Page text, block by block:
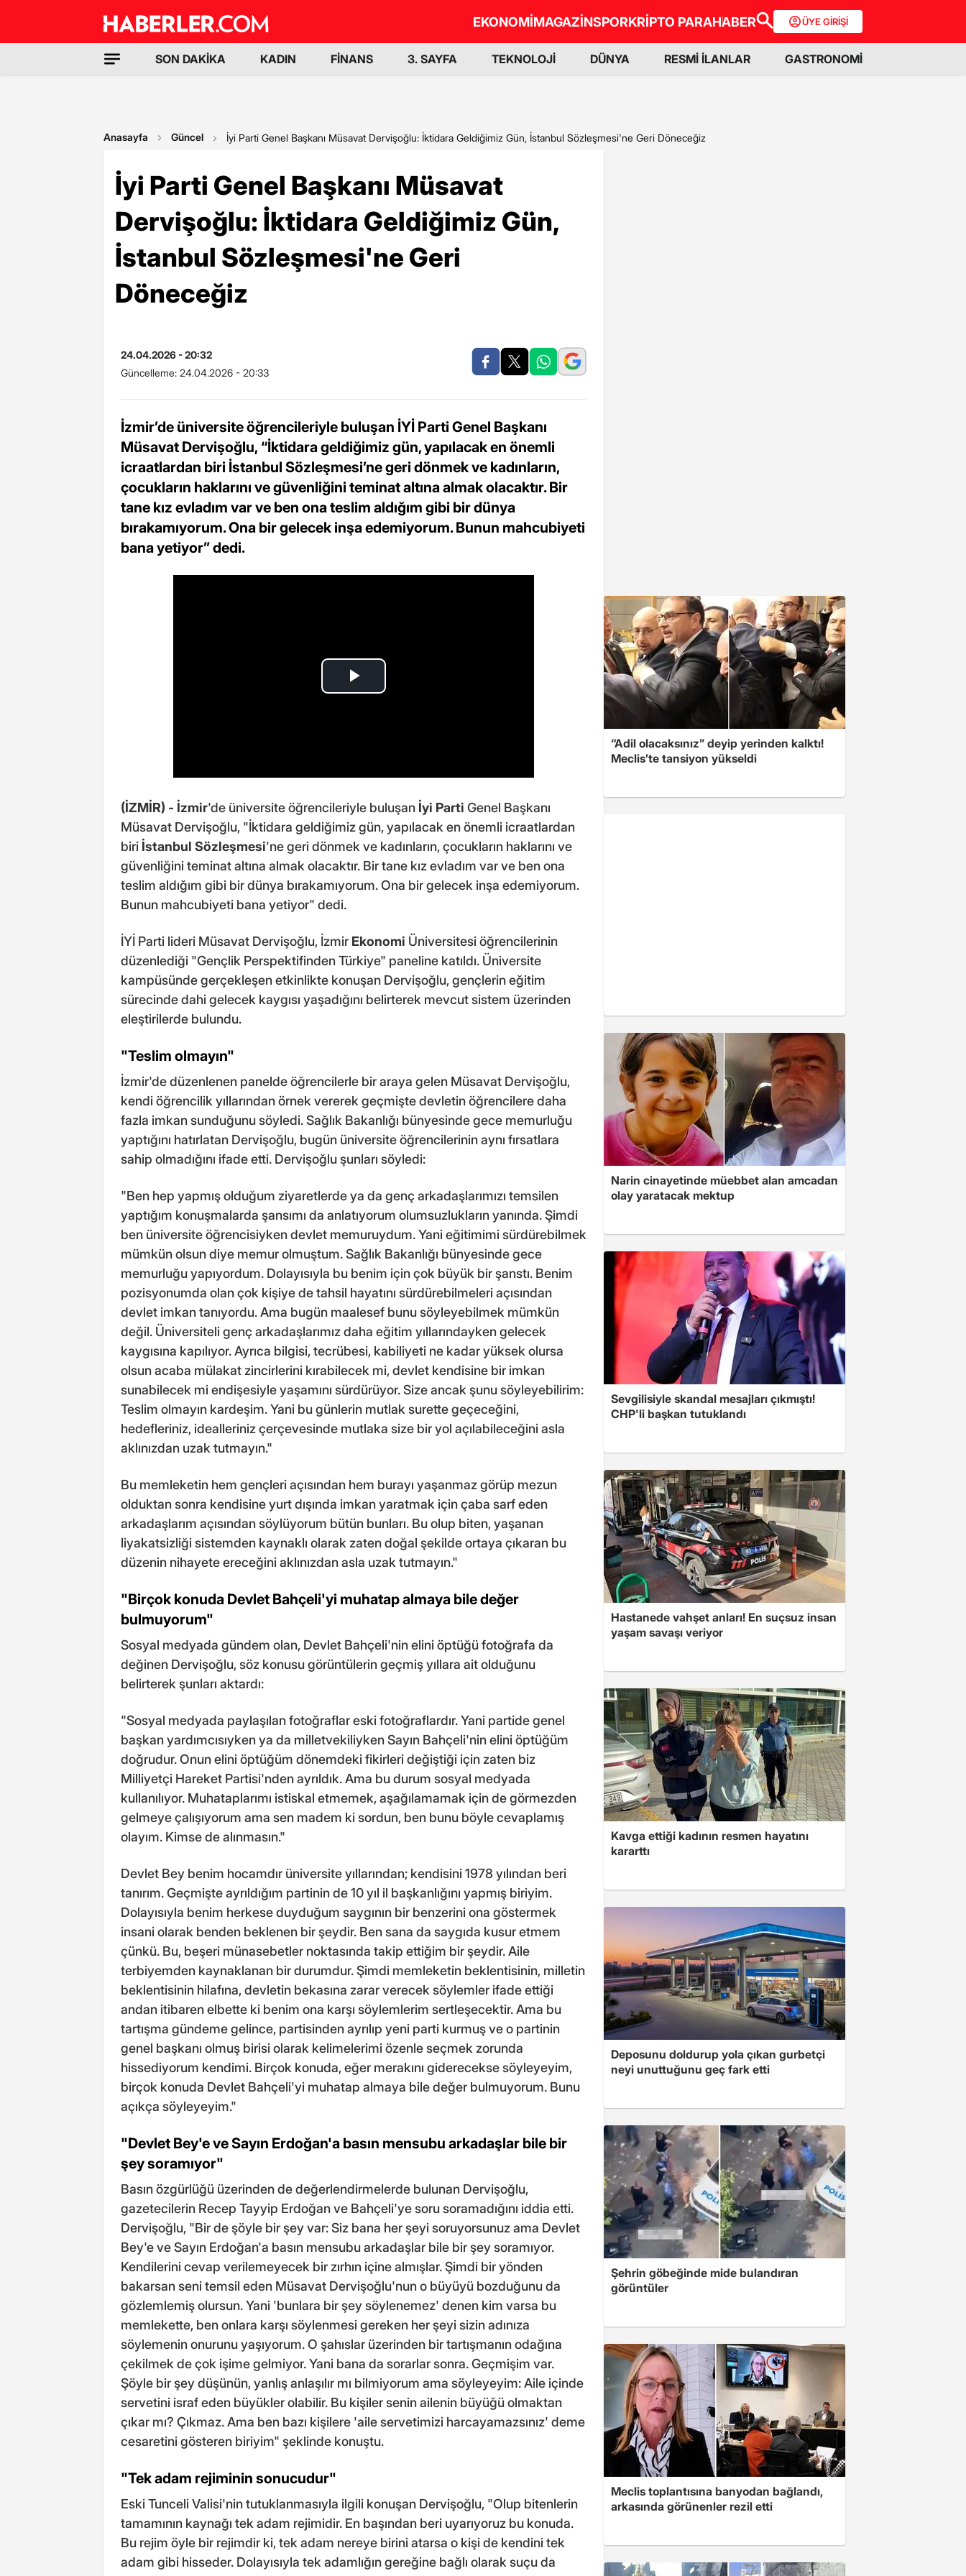
EKONOMİMAGAZİNSPORKRİPTO PARAHABER ÜYE GİRİŞİ
SON DAKİKA KADIN FİNANS 3. SAYFA TEKNOLOJİ DÜNYA RESMİ İLANLAR GASTRONOMİ
Anasayfa Güncel İyi Parti Genel Başkanı Müsavat Dervişoğlu: İktidara Geldiğimiz Gün, İstanbul Sözleşmesi'ne Geri Döneceğiz
İyi Parti Genel Başkanı Müsavat
Dervişoğlu: İktidara Geldiğimiz Gün,
İstanbul Sözleşmesi'ne Geri
Döneceğiz
24.04.2026 - 20:32
Güncelleme: 24.04.2026 - 20:33
İzmir’de üniversite öğrencileriyle buluşan İYİ Parti Genel Başkanı
Müsavat Dervişoğlu, “İktidara geldiğimiz gün, yapılacak en önemli
icraatlardan biri İstanbul Sözleşmesi’ne geri dönmek ve kadınların,
çocukların haklarını ve güvenliğini teminat altına almak olacaktır. Bir
tane kız evladım var ve ben ona teslim aldığım gibi bir dünya
bırakamıyorum. Ona bir gelecek inşa edemiyorum. Bunun mahcubiyeti
bana yetiyor” dedi.
(İZMİR) - İzmir'de üniversite öğrencileriyle buluşan İyi Parti Genel Başkanı
Müsavat Dervişoğlu, "İktidara geldiğimiz gün, yapılacak en önemli icraatlardan
biri İstanbul Sözleşmesi'ne geri dönmek ve kadınların, çocukların haklarını ve
güvenliğini teminat altına almak olacaktır. Bir tane kız evladım var ve ben ona
teslim aldığım gibi bir dünya bırakamıyorum. Ona bir gelecek inşa edemiyorum.
Bunun mahcubiyeti bana yetiyor" dedi.
İYİ Parti lideri Müsavat Dervişoğlu, İzmir Ekonomi Üniversitesi öğrencilerinin
düzenlediği "Gençlik Perspektifinden Türkiye" paneline katıldı. Üniversite
kampüsünde gerçekleşen etkinlikte konuşan Dervişoğlu, gençlerin eğitim
sürecinde dahi gelecek kaygısı yaşadığını belirterek mevcut sistem üzerinden
eleştirilerde bulundu.
"Teslim olmayın"
İzmir'de düzenlenen panelde öğrencilerle bir araya gelen Müsavat Dervişoğlu,
kendi öğrencilik yıllarından örnek vererek geçmişte devletin öğrencilere daha
fazla imkan sunduğunu söyledi. Sağlık Bakanlığı bünyesinde gece memurluğu
yaptığını hatırlatan Dervişoğlu, bugün üniversite öğrencilerinin aynı fırsatlara
sahip olmadığını ifade etti. Dervişoğlu şunları söyledi:
"Ben hep yapmış olduğum ziyaretlerde ya da genç arkadaşlarımızı temsilen
yaptığım konuşmalarda şansımı da anlatıyorum olumsuzlukların yanında. Şimdi
ben üniversite öğrencisiyken devlet memuruydum. Yani eğitimimi sürdürebilmek
mümkün olsun diye memur olmuştum. Sağlık Bakanlığı bünyesinde gece
memurluğu yapıyordum. Dolayısıyla bu benim için çok büyük bir şanstı. Benim
pozisyonumda olan çok kişiye de tahsil hayatını sürdürebilmeleri açısından
devlet imkan tanıyordu. Ama bugün maalesef bunu söyleyebilmek mümkün
değil. Üniversiteli genç arkadaşlarımız daha eğitim yıllarındayken gelecek
kaygısına kapılıyor. Ayrıca bilgisi, tecrübesi, kabiliyeti ne kadar yüksek olursa
olsun acaba mülakat zincirlerini kırabilecek mi, devlet kendisine bir imkan
sunabilecek mi endişesiyle yaşamını sürdürüyor. Size ancak şunu söyleyebilirim:
Teslim olmayın kardeşim. Yani bu günlerin mutlak surette geçeceğini,
hedefleriniz, idealleriniz çerçevesinde mutlaka size bir yol açılabileceğini asla
aklınızdan uzak tutmayın."
Bu memleketin hem gençleri açısından hem burayı yaşanmaz görüp mezun
olduktan sonra kendisine yurt dışında imkan yaratmak için çaba sarf eden
arkadaşlarım açısından söylüyorum bütün bunları. Bu olup biten, yaşanan
liyakatsizliği sistemden kaynaklı olarak zaten doğal şekilde ortaya çıkaran bu
düzenin nihayete ereceğini aklınızdan asla uzak tutmayın."
"Birçok konuda Devlet Bahçeli'yi muhatap almaya bile değer
bulmuyorum"
Sosyal medyada gündem olan, Devlet Bahçeli'nin elini öptüğü fotoğrafa da
değinen Dervişoğlu, söz konusu görüntülerin geçmiş yıllara ait olduğunu
belirterek şunları aktardı:
"Sosyal medyada paylaşılan fotoğraflar eski fotoğraflardır. Yani partide genel
başkan yardımcısıyken ya da milletvekiliyken Sayın Bahçeli'nin elini öptüğüm
doğrudur. Onun elini öptüğüm dönemdeki fikirleri değiştiği için zaten biz
Milliyetçi Hareket Partisi'nden ayrıldık. Ama bu durum sosyal medyada
kullanılıyor. Muhataplarımı istiskal etmemek, aşağılamamak için de görmezden
gelmeye çalışıyorum ama sen madem ki sordun, ben bunu böyle cevaplamış
olayım. Kimse de alınmasın."
Devlet Bey benim hocamdır üniversite yıllarından; kendisini 1978 yılından beri
tanırım. Geçmişte ayrıldığım partinin de 10 yıl il başkanlığını yapmış biriyim.
Dolayısıyla benim herkese duyduğum saygının bir benzerini ona göstermek
insani olarak benden beklenen bir şeydir. Ben sana da saygıda kusur etmem
çünkü. Bu, beşeri münasebetler noktasında takip ettiğim bir şeydir. Aile
terbiyemden kaynaklanan bir durumdur. Şimdi memleketin beklentisinin, milletin
beklentisinin hilafına, devletin bekasına zarar verecek söylemler ifade ettiği
andan itibaren elbette ki benim ona karşı söylemlerim sertleşecektir. Ama bu
tartışma gündeme gelince, partisinden ayrılıp yeni parti kurmuş ve o partinin
genel başkanı olmuş birisi olarak kelimelerimi özenle seçmek zorunda
hissediyorum kendimi. Birçok konuda, eğer merakını giderecekse söyleyeyim,
birçok konuda Devlet Bahçeli'yi muhatap almaya bile değer bulmuyorum. Bunu
açıkça söyleyeyim."
"Devlet Bey'e ve Sayın Erdoğan'a basın mensubu arkadaşlar bile bir
şey soramıyor"
Basın özgürlüğü üzerinden de değerlendirmelerde bulunan Dervişoğlu,
gazetecilerin Recep Tayyip Erdoğan ve Bahçeli'ye soru soramadığını iddia etti.
Dervişoğlu, "Bir de şöyle bir şey var: Siz bana her şeyi soruyorsunuz ama Devlet
Bey'e ve Sayın Erdoğan'a basın mensubu arkadaşlar bile bir şey soramıyor.
Kendilerini cevap verilemeyecek bir zırhın içine almışlar. Şimdi bir yönden
bakarsan seni temsil eden Müsavat Dervişoğlu'nun o büyüyü bozduğunu da
gözlemlemiş olursun. Yani 'bunlara bir şey söylenemez' denen kim varsa bu
memlekette, ben onlara karşı söylenmesi gereken her şeyi sizin adınıza
söylemenin onurunu yaşıyorum. O şahıslar üzerinden bir tartışmanın odağına
çekilmek de çok işime gelmiyor. Yani bana da sorarlar sonra. Geçmişim var.
Şöyle bir şey düşünün, yanlış anlaşılır mı bilmiyorum ama söyleyeyim: Aile içinde
servetini israf eden büyükler olabilir. Bu kişiler senin ailenin büyüğü olmaktan
çıkar mı? Çıkmaz. Ama ben bazı kişilere 'aile servetimizi harcayamazsınız' deme
cesaretini gösteren biriyim" şeklinde konuştu.
"Tek adam rejiminin sonucudur"
Eski Tunceli Valisi'nin tutuklanmasıyla ilgili konuşan Dervişoğlu, "Olup bitenlerin
tamamının kaynağı tek adam rejimidir. En başından beri uyarıyoruz bu konuda.
Bu rejim öyle bir rejimdir ki, tek adam nereye birini atarsa o kişi de kendini tek
adam gibi hisseder. Dolayısıyla tek adamlığın gereğine bağlı olarak suçu da
“Adil olacaksınız” deyip yerinden kalktı!
Meclis’te tansiyon yükseldi
Narin cinayetinde müebbet alan amcadan
olay yaratacak mektup
Sevgilisiyle skandal mesajları çıkmıştı!
CHP'li başkan tutuklandı
Hastanede vahşet anları! En suçsuz insan
yaşam savaşı veriyor
Kavga ettiği kadının resmen hayatını
kararttı
Deposunu doldurup yola çıkan gurbetçi
neyi unuttuğunu geç fark etti
Şehrin göbeğinde mide bulandıran
görüntüler
Meclis toplantısına banyodan bağlandı,
arkasında görünenler rezil etti